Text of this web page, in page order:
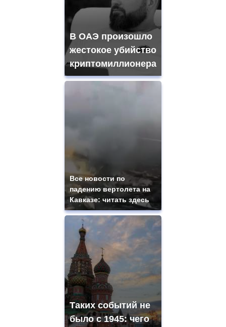
В ОАЭ произошло
жестокое убийство
криптомиллионера
Все новости по
падению вертолета на
Кавказе: читать здесь
Таких событий не
было с 1945: чего